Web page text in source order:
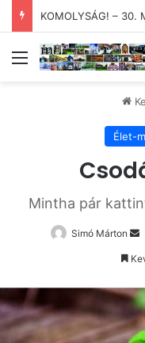
Menü
Élet-
Mintha pár
Simó Márton